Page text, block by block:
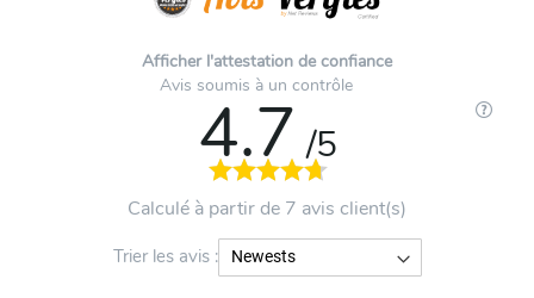
Afficher l'attestation de confiance
Avis soumis à un contrôle
4.7 /5
Calculé à partir de 7 avis client(s)
Trier les avis :